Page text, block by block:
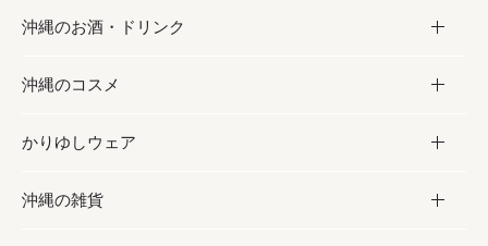
海産物
沖縄料理
沖縄そば／乾麺
レトルト食品
乾物／粉類
砂糖／黒砂糖
塩
お酢／ドレッシング
しょうゆ
お菓子
黒糖
ちんすこう
伝統菓子
沖縄のお酒・ドリンク
お酒・ドリンク
泡盛
ビール・チューハイ
沖縄のコスメ
コスメ
スキンケア
かりゆしウェア
かりゆしウェア
沖縄の雑貨